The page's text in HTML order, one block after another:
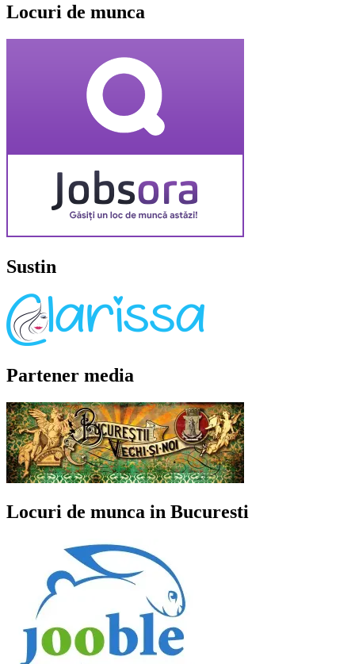
Locuri de munca
Sustin
Partener media
Locuri de munca in Bucuresti